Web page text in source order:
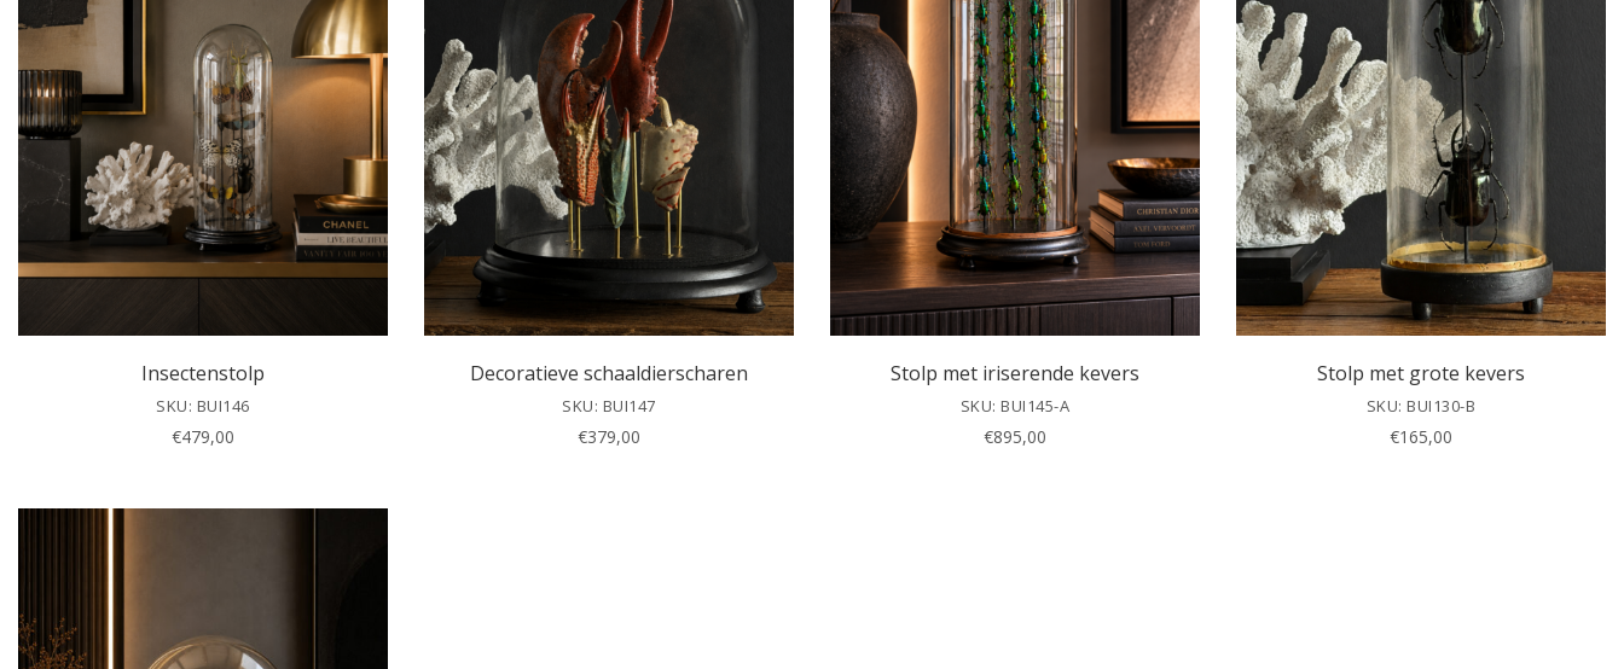
Insectenstolp
SKU: BUI146
€479,00
Decoratieve schaaldierscharen
SKU: BUI147
€379,00
Stolp met iriserende kevers
SKU: BUI145-A
€895,00
Stolp met grote kevers
SKU: BUI130-B
€165,00